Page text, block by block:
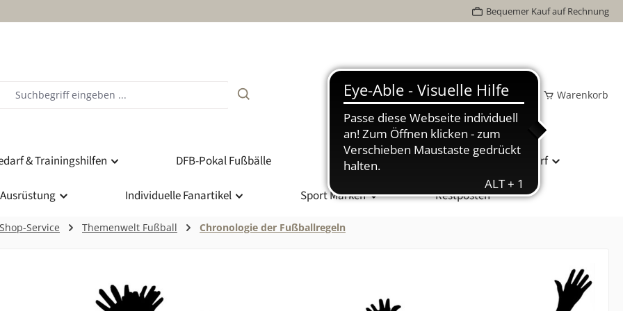
Bequemer Kauf auf Rechnung
Wunschzettel Mein Konto Warenkorb
& Trainingshilfen DFB-Pokal Fußbälle Bundesliga Spielball Vereinsbedarf
Individuelle Fanartikel Sport Marken Restposten
Shop-Service Themenwelt Fußball Chronologie der Fußballregeln